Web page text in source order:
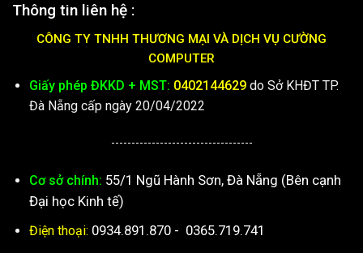
Thông tin liên hệ :
CÔNG TY TNHH THƯƠNG MẠI VÀ DỊCH VỤ CƯỜNG
COMPUTER
Giấy phép ĐKKD + MST: 0402144629do Sở KHĐT TP.
Đà Nẵng cấp ngày 20/04/2022
-----------------------------------
Cơ sở chính: 55/1 Ngũ Hành Sơn, Đà Nẵng (Bên cạnh
Đại học Kinh tế)
Điện thoại: 0934.891.870 - 0365.719.741